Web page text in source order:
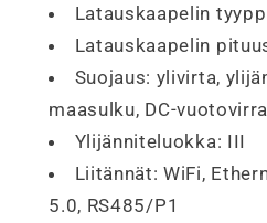
Latauskaapelin
Latauskaapelin
Suojaus: ylivirta,
maasulku, DC-
Ylijänniteluokka: III
Liitännät: WiFi,
5.0, RS485/P1